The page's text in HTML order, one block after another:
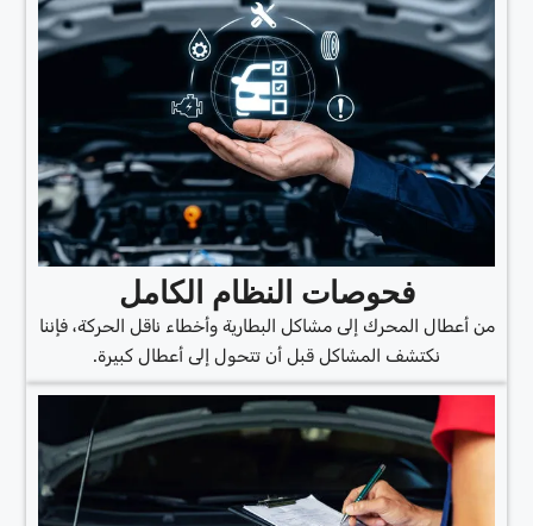
فحوصات النظام الكامل
من أعطال المحرك إلى مشاكل البطارية وأخطاء ناقل الحركة، فإننا
نكتشف المشاكل قبل أن تتحول إلى أعطال كبيرة.